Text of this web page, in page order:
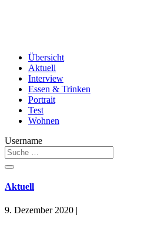
Übersicht
Aktuell
Interview
Essen & Trinken
Portrait
Test
Wohnen
Username
Aktuell
9. Dezember 2020 |